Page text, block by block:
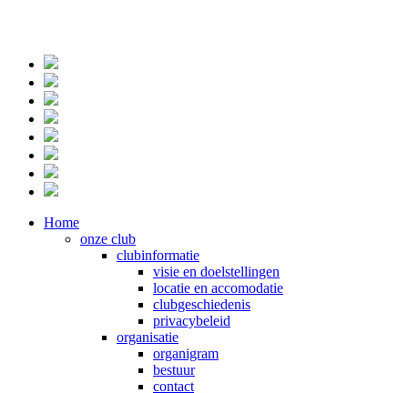
Home
onze club
clubinformatie
visie en doelstellingen
locatie en accomodatie
clubgeschiedenis
privacybeleid
organisatie
organigram
bestuur
contact